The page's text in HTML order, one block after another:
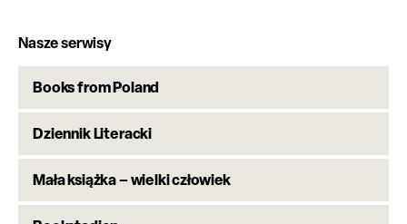
Nasze serwisy
Books from Poland
Dziennik Literacki
Mała książka – wielki człowiek